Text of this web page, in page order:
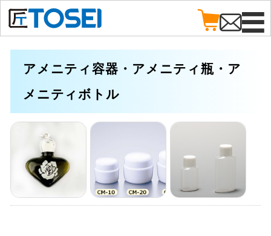
アメニティ容器・アメニティ瓶・ア
メニティボトル